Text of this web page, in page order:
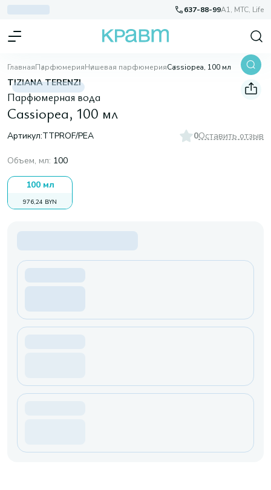
637-88-99A1, МТС, Life
ГлавнаяПарфюмерияНишевая парфюмерияCassiopea, 100 мл
TIZIANA TERENZI
Парфюмерная вода
Cassiopea, 100 мл
Артикул:TTPROF/PEA 0Оставить отзыв
Объем, мл: 100
100 мл
976,24 BYN